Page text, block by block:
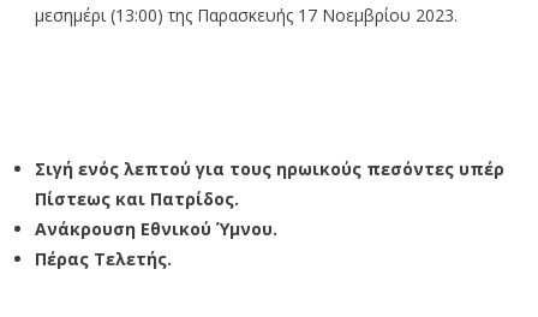
μεσημέρι (13:00) της Παρασκευής 17 Νοεμβρίου 2023.
Σιγή ενός λεπτού για τους ηρωικούς πεσόντες υπέρ
Πίστεως και Πατρίδος.
Ανάκρουση Εθνικού Ύμνου.
Πέρας Τελετής.